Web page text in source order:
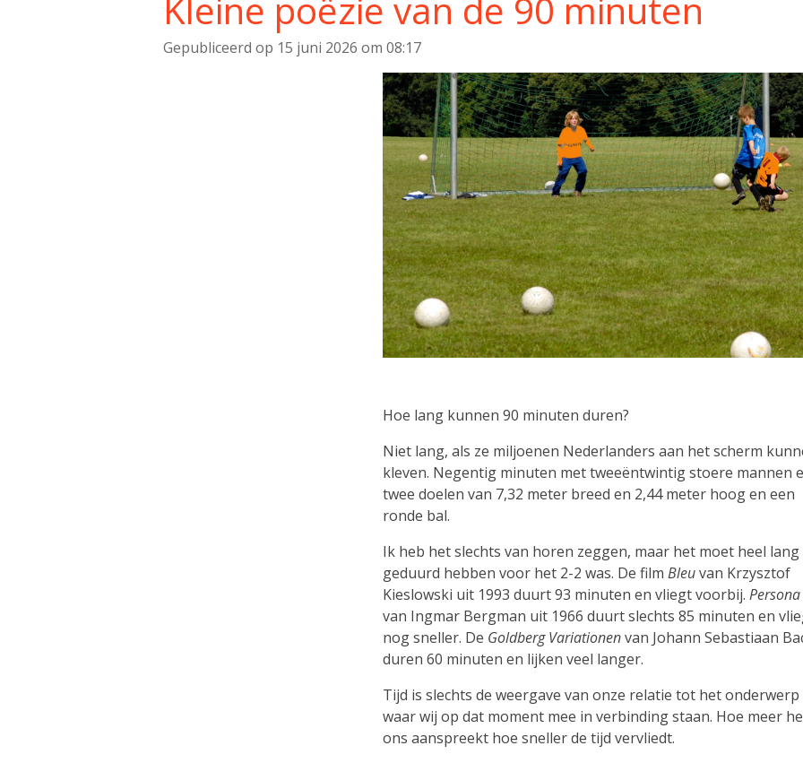
Kleine poëzie van de 90 minuten
Gepubliceerd op 15 juni 2026 om 08:17
Hoe lang kunnen 90 minuten duren?
Niet lang, als ze miljoenen Nederlanders aan het scherm
kleven. Negentig minuten met tweeëntwintig stoere mannen
twee doelen van 7,32 meter breed en 2,44 meter hoog en een
ronde bal.
Ik heb het slechts van horen zeggen, maar het moet heel lang
geduurd hebben voor het 2-2 was. De film Bleuvan Krzysztof
Kieslowski uit 1993 duurt 93 minuten en vliegt voorbij. Persona
van Ingmar Bergman uit 1966 duurt slechts 85 minuten en
nog sneller. De Goldberg Variationenvan Johann Sebastiaan
duren 60 minuten en lijken veel langer.
Tijd is slechts de weergave van onze relatie tot het onderwerp
waar wij op dat moment mee in verbinding staan. Hoe meer
ons aanspreekt hoe sneller de tijd vervliedt.